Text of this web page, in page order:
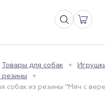
Товары для собак
резины
собак из резины "Мяч с